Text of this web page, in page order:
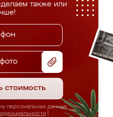
также или
стоимость
персональных данных